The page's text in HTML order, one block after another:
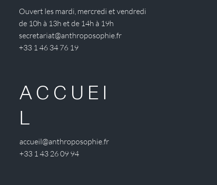
Ouvert les mardi, mercredi et vendredi
de 10h à 13h et de 14h à 19h
secretariat@anthroposophie.fr
+33 1 46 34 76 19
ACCUEI
L
accueil@anthroposophie.fr
+33 1 43 26 09 94